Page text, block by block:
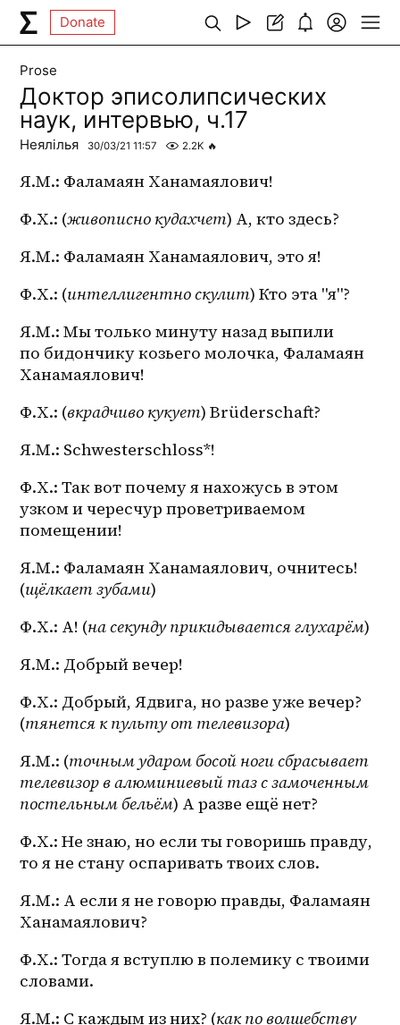
Donate
Prose
Доктор эписолипсических
наук, интервью, ч.17
Неялілья 30/03/21 11:57 2.2K 🔥
Я.М.: Фаламаян Ханамаялович!
Ф.Х.: (живописно кудахчет) А, кто здесь?
Я.М.: Фаламаян Ханамаялович, это я!
Ф.Х.: (интеллигентно скулит) Кто эта "я"?
Я.М.: Мы только минуту назад выпили
по бидончику козьего молочка, Фаламаян
Ханамаялович!
Ф.Х.: (вкрадчиво кукует) Brüderschaft?
Я.М.: Schwesterschloss*!
Ф.Х.: Так вот почему я нахожусь в этом
узком и чересчур проветриваемом
помещении!
Я.М.: Фаламаян Ханамаялович, очнитесь!
(щёлкает зубами)
Ф.Х.: А! (на секунду прикидывается глухарём)
Я.М.: Добрый вечер!
Ф.Х.: Добрый, Ядвига, но разве уже вечер?
(тянется к пульту от телевизора)
Я.М.: (точным ударом босой ноги сбрасывает
телевизор в алюминиевый таз с замоченным
постельным бельём) А разве ещё нет?
Ф.Х.: Не знаю, но если ты говоришь правду,
то я не стану оспаривать твоих слов.
Я.М.: А если я не говорю правды, Фаламаян
Ханамаялович?
Ф.Х.: Тогда я вступлю в полемику с твоими
словами.
Я.М.: С каждым из них? (как по волшебству